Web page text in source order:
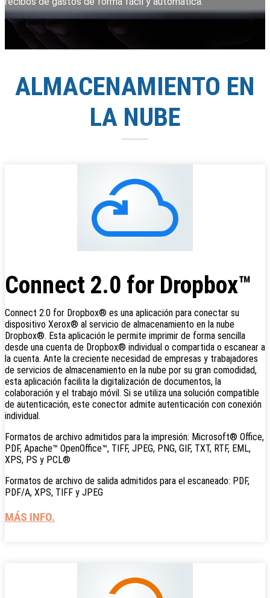
ALMACENAMIENTO EN
LA NUBE
Connect 2.0 for Dropbox™
Connect 2.0 for Dropbox® es una aplicación para conectar su
dispositivo Xerox® al servicio de almacenamiento en la nube
Dropbox®. Esta aplicación le permite imprimir de forma sencilla
desde una cuenta de Dropbox® individual o compartida o escanear a
la cuenta. Ante la creciente necesidad de empresas y trabajadores
de servicios de almacenamiento en la nube por su gran comodidad,
esta aplicación facilita la digitalización de documentos, la
colaboración y el trabajo móvil. Si se utiliza una solución compatible
de autenticación, este conector admite autenticación con conexión
individual.
Formatos de archivo admitidos para la impresión: Microsoft® Office,
PDF, Apache™ OpenOffice™, TIFF, JPEG, PNG, GIF, TXT, RTF, EML,
XPS, PS y PCL®
Formatos de archivo de salida admitidos para el escaneado: PDF,
PDF/A, XPS, TIFF y JPEG
MÁS INFO.